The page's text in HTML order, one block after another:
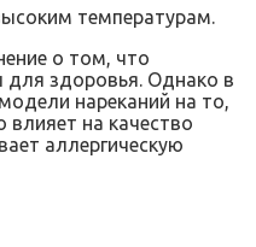
температурам.
о том, что
здоровья. Однако в
нареканий на то,
влияет на качество
аллергическую